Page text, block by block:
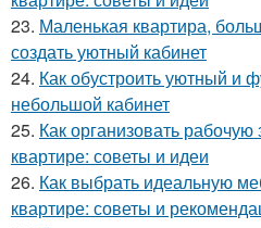
23. Маленькая квартира,
создать уютный кабинет
24. Как обустроить уютный и
небольшой кабинет
25. Как организовать
квартире: советы и идеи
26. Как выбрать идеальную
квартире: советы и